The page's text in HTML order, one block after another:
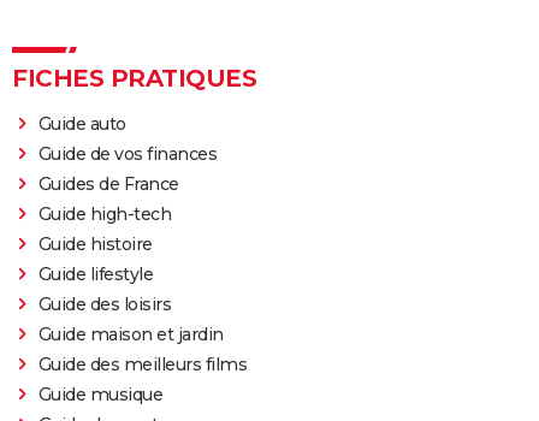
Anderson ? Critiques
La Traversée
Gaston Lagaffe : intrigue, avis, streaming... Tout sur
l'adaptation de la BD culte
FICHES PRATIQUES
Guide auto
Guide de vos finances
Guides de France
Guide high-tech
Guide histoire
Guide lifestyle
Guide des loisirs
Guide maison et jardin
Guide des meilleurs films
Guide musique